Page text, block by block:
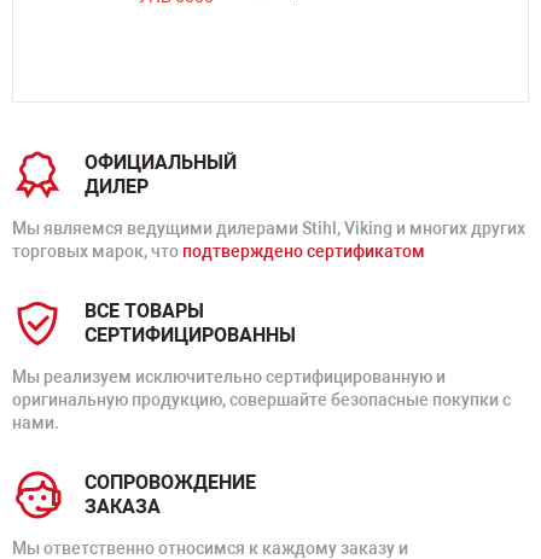
ОФИЦИАЛЬНЫЙ
ДИЛЕР
Мы являемся ведущими дилерами Stihl, Viking и многих других
торговых марок, что подтверждено сертификатом
ВСЕ ТОВАРЫ
СЕРТИФИЦИРОВАННЫ
Мы реализуем исключительно сертифицированную и
оригинальную продукцию, совершайте безопасные покупки с
нами.
СОПРОВОЖДЕНИЕ
ЗАКАЗА
Мы ответственно относимся к каждому заказу и